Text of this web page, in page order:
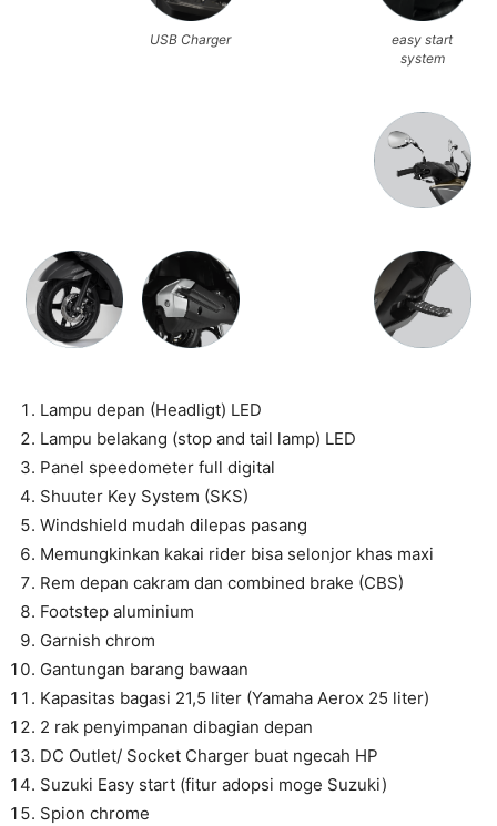
USB Charger
easy start
system
Lampu depan (Headligt) LED
Lampu belakang (stop and tail lamp) LED
Panel speedometer full digital
Shuuter Key System (SKS)
Windshield mudah dilepas pasang
Memungkinkan kakai rider bisa selonjor khas maxi
Rem depan cakram dan combined brake (CBS)
Footstep aluminium
Garnish chrom
Gantungan barang bawaan
Kapasitas bagasi 21,5 liter (Yamaha Aerox 25 liter)
2 rak penyimpanan dibagian depan
DC Outlet/ Socket Charger buat ngecah HP
Suzuki Easy start (fitur adopsi moge Suzuki)
Spion chrome